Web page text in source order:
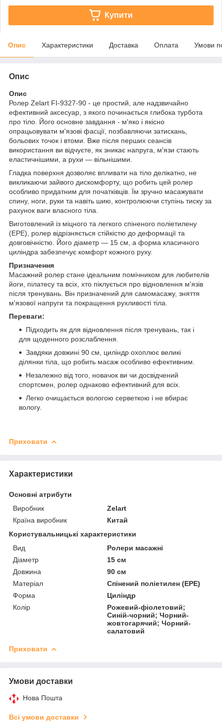
Купити
Опис Характеристики Доставка Оплата Умови
Опис
Опис
Ролер Zelart FI-9327-90 - це простий, але надзвичайно
ефективний аксесуар, з якого починається глибока турбота
про тіло. Його основне завдання - м'яко і якісно
опрацьовувати м'язові фасції, позбавляючи затискань,
больових точок і втоми. Вже після перших сеансів
використання ви відчуєте, як зникає напруга, м'язи стають
еластичнішими, а рухи — вільнішими.
Гладка поверхня дозволяє впливати на тіло делікатно, не
викликаючи зайвого дискомфорту, що робить цей ролер
особливо придатним для початківців. Їм зручно масажувати
спину, ноги, руки та навіть шию, контролюючи ступінь тиску за
рахунок ваги власного тіла.
Виготовлений із міцного та легкого спіненого поліетилену
(EPE), ролер відрізняється стійкістю до деформації та
довговічністю. Його діаметр — 15 см, а форма класичного
циліндра забезпечує комфорт кожного руху.
Призначення
Масажний ролер стане ідеальним помічником для любителів
йоги, пілатесу та всіх, хто піклується про відновлення м'язів
після тренувань. Він призначений для самомасажу, зняття
м'язової напруги та покращення рухливості тіла.
Переваги:
Підходить як для відновлення після тренувань, так і
для щоденного розслаблення.
Завдяки довжині 90 см, циліндр охоплює великі
ділянки тіла, що робить масаж особливо ефективним.
Незалежно від того, новачок ви чи досвідчений
спортсмен, ролер однаково ефективний для всіх.
Легко очищається вологою серветкою і не вбирає
вологу.
Приховати
Характеристики
Основні атрибути
Виробник
Zelart
Країна виробник
Китай
Користувальницькі характеристики
Вид
Ролери масажні
Діаметр
15 см
Довжина
90 см
Матеріал
Спінений поліетилен (EPE)
Форма
Циліндр
Колір
Рожевий-фіолетовий;
Синій-чорний; Чорний-
жовтогарячий; Чорний-
салатовий
Приховати
Умови доставки
Нова Пошта
Всі умови доставки